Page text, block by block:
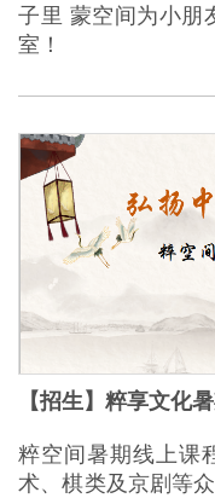
子里 蒙空间为小朋
室！
【招生】粹享文化
粹空间暑期线上课
术、棋类及京剧等